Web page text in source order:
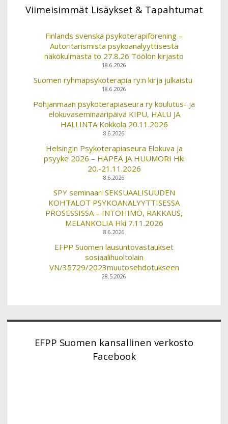
Viimeisimmät Lisäykset & Tapahtumat
Finlands svenska psykoterapiförening –
Autoritarismista psykoanalyyttisestä
näkökulmasta to 27.8.26 Töölön kirjasto
18.6.2026
Suomen ryhmäpsykoterapia ry:n kirja julkaistu
18.6.2026
Pohjanmaan psykoterapiaseura ry koulutus- ja
elokuvaseminaaripäivä KIPU, HALU JA
HALLINTA Kokkola 20.11.2026
8.6.2026
Helsingin Psykoterapiaseura Elokuva ja
psyyke 2026 – HÄPEÄ JA HUUMORI Hki
20.-21.11.2026
8.6.2026
SPY seminaari SEKSUAALISUUDEN
KOHTALOT PSYKOANALYYTTISESSA
PROSESSISSA – INTOHIMO, RAKKAUS,
MELANKOLIA Hki 7.11.2026
8.6.2026
EFPP Suomen lausuntovastaukset
sosiaalihuoltolain
VN/35729/2023muutosehdotukseen
28.5.2026
EFPP Suomen kansallinen verkosto
Facebook